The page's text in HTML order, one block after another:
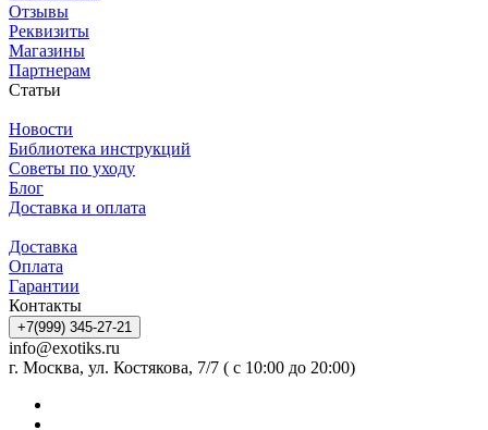
Отзывы
Реквизиты
Магазины
Партнерам
Статьи
Новости
Библиотека инструкций
Советы по уходу
Блог
Доставка и оплата
Доставка
Оплата
Гарантии
Контакты
+7(999) 345-27-21
info@exotiks.ru
г. Москва, ул. Костякова, 7/7 ( с 10:00 до 20:00)